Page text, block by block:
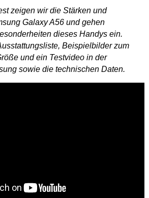
zeigen wir die Stärken und
Galaxy A56 und gehen
dieses Handys ein.
Beispielbilder zum
und ein Testvideo in der
sowie die technischen Daten.